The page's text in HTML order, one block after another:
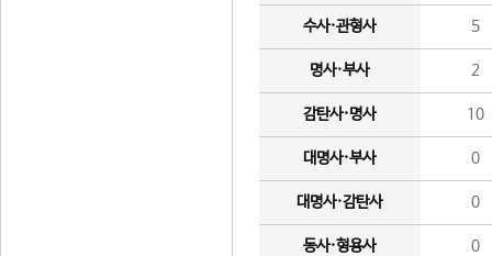
수사·관형사 5
명사·부사 2
감탄사·명사 10
대명사·부사 0
대명사·감탄사 0
동사·형용사 0